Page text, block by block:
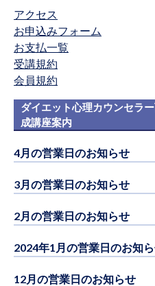
アクセス
お申込みフォーム
お支払一覧
受講規約
会員規約
ダイエット心理カウンセラ
成講座案内
4月の営業日のお知らせ
3月の営業日のお知らせ
2月の営業日のお知らせ
2024年1月の営業日のお知
12月の営業日のお知らせ